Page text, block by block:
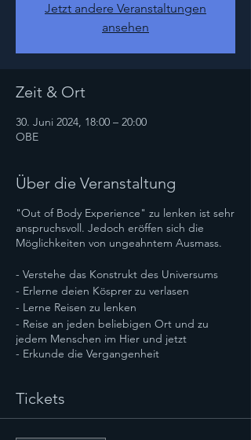
Jetzt andere Veranstaltungen
ansehen
Zeit & Ort
30. Juni 2024, 18:00 – 20:00
OBE
Über die Veranstaltung
"Out of Body Experience" zu lenken ist sehr
anspruchsvoll. Jedoch eröffen sich die
Möglichkeiten von ungeahntem Ausmass.
- Verstehe das Konstrukt des Universums
- Erlerne deien Kösprer zu verlasen
- Lerne Reisen zu lenken
- Reise an jeden beliebigen Ort und zu
jedem Menschen im Hier und jetzt
- Erkunde die Vergangenheit
Tickets